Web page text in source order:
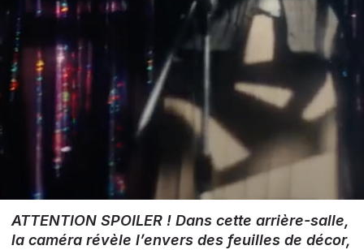
ATTENTION SPOILER ! Dans cette arrière-salle,
la caméra révèle l’envers des feuilles de décor,